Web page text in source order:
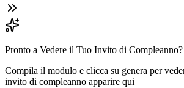
Pronto a Vedere il Tuo Invito di Compleanno?
Compila il modulo e clicca su genera per
invito di compleanno apparire qui